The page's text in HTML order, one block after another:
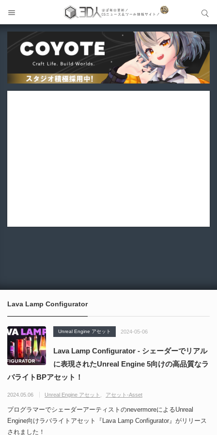
Lava Lamp Configurator
Unreal Engine アセット 2024-05-06
Lava Lamp Configurator - シェーダーでリアル
に表現されたUnreal Engine 5向けの高品質なラ
バライトBPアセット！
2024.05.06 Unreal Engine アセット アセット-Asset
プログラマーでシェーダーアーティストのnevermoreによるUnreal
Engine向けラバライトアセット『Lava Lamp Configurator』がリリース
されました！
サイト内検索